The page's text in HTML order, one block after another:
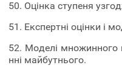
50. Оцінка ступеня
51. Експертні оцінки і
52. Моделі множинного
нні майбутнього.